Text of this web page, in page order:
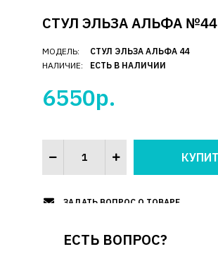
СТУЛ ЭЛЬЗА АЛЬФА №44
МОДЕЛЬ:
НАЛИЧИЕ:
СТУЛ ЭЛЬЗА АЛЬФА 44
ЕСТЬ В НАЛИЧИИ
6550р.
ЗАДАТЬ ВОПРОС О ТОВАРЕ
ЕСТЬ ВОПРОС?